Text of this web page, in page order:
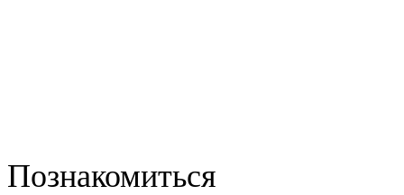
Познакомиться